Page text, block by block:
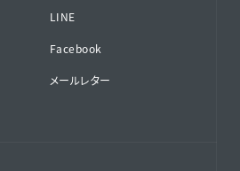
LINE
Facebook
メールレター